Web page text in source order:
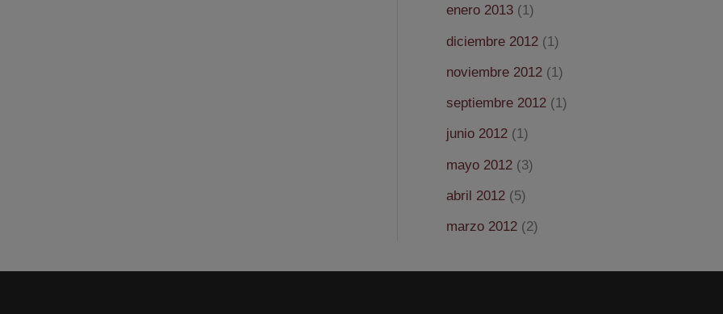
enero 2013(1)
diciembre 2012(1)
noviembre 2012(1)
septiembre 2012(1)
junio 2012(1)
mayo 2012(3)
abril 2012(5)
marzo 2012(2)